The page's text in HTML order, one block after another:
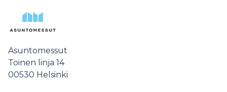
Asuntomessut
Toinen linja 14
00530 Helsinki